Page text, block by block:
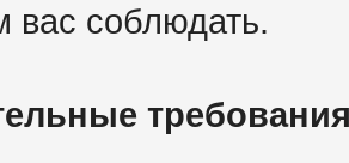
вас соблюдать.